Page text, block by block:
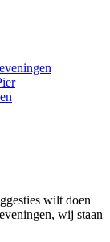
wilt doen
wij staan